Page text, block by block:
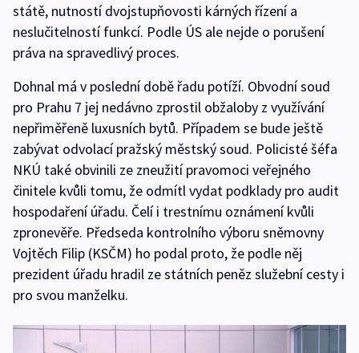
státě, nutností dvojstupňovosti kárných řízení a
neslučitelností funkcí. Podle ÚS ale nejde o porušení
práva na spravedlivý proces.
Dohnal má v poslední době řadu potíží. Obvodní soud
pro Prahu 7 jej nedávno zprostil obžaloby z využívání
nepřiměřeně luxusních bytů. Případem se bude ještě
zabývat odvolací pražský městský soud. Policisté šéfa
NKÚ také obvinili ze zneužití pravomoci veřejného
činitele kvůli tomu, že odmítl vydat podklady pro audit
hospodaření úřadu. Čelí i trestnímu oznámení kvůli
zpronevěře. Předseda kontrolního výboru sněmovny
Vojtěch Filip (KSČM) ho podal proto, že podle něj
prezident úřadu hradil ze státních peněz služební cesty i
pro svou manželku.